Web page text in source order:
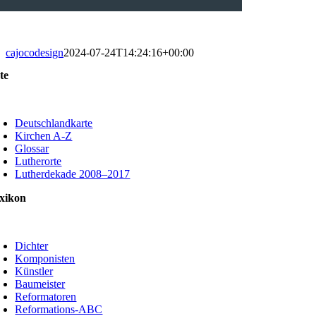
cajocodesign2024-07-24T14:24:16+00:00
Deutschlandkarte
Kirchen A-Z
Glossar
Lutherorte
Lutherdekade 2008–2017
Dichter
Komponisten
Künstler
Baumeister
Reformatoren
Reformations-ABC